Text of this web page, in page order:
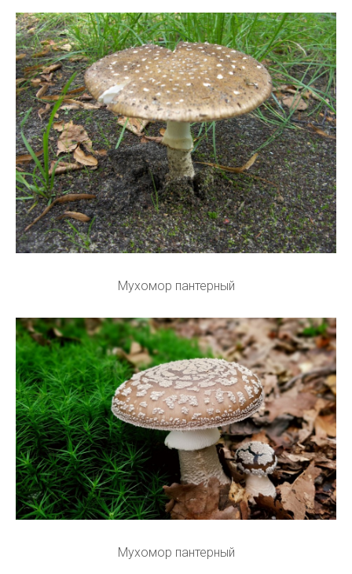
Мухомор пантерный
Мухомор пантерный